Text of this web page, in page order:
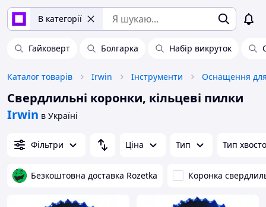
В категорії
Гайковерт Болгарка Набір викруток
Каталог товарів Irwin Інструменти Оснащення
Свердлильні коронки, кільцеві пилки
Irwin в Україні
Фільтри Ціна Тип Тип
Безкоштовна доставка Rozetka Коронка